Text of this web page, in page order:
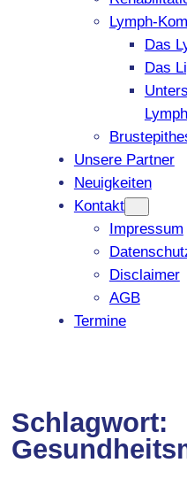
Lymph-
Das
Das
Unsere Partner
Neuigkeiten
Kontakt
Impressum
Disclaimer
AGB
Termine
Schlagwort: